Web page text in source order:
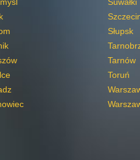
Słupsk
Tarnów
Toruń